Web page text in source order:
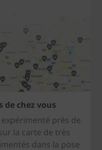
de chez vous
près de
la carte de très
dans la pose